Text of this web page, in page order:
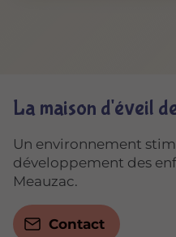
La maison d'éveil
Un environnement
développement des
Meauzac.
Contact